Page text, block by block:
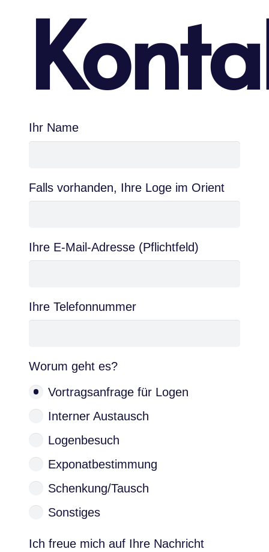
Ihr Name
Falls vorhanden, Ihre Loge im Orient
Ihre E-Mail-Adresse (Pflichtfeld)
Ihre Telefonnummer
Worum geht es?
Vortragsanfrage für Logen
Interner Austausch
Logenbesuch
Exponatbestimmung
Schenkung/Tausch
Sonstiges
Ich freue mich auf Ihre Nachricht